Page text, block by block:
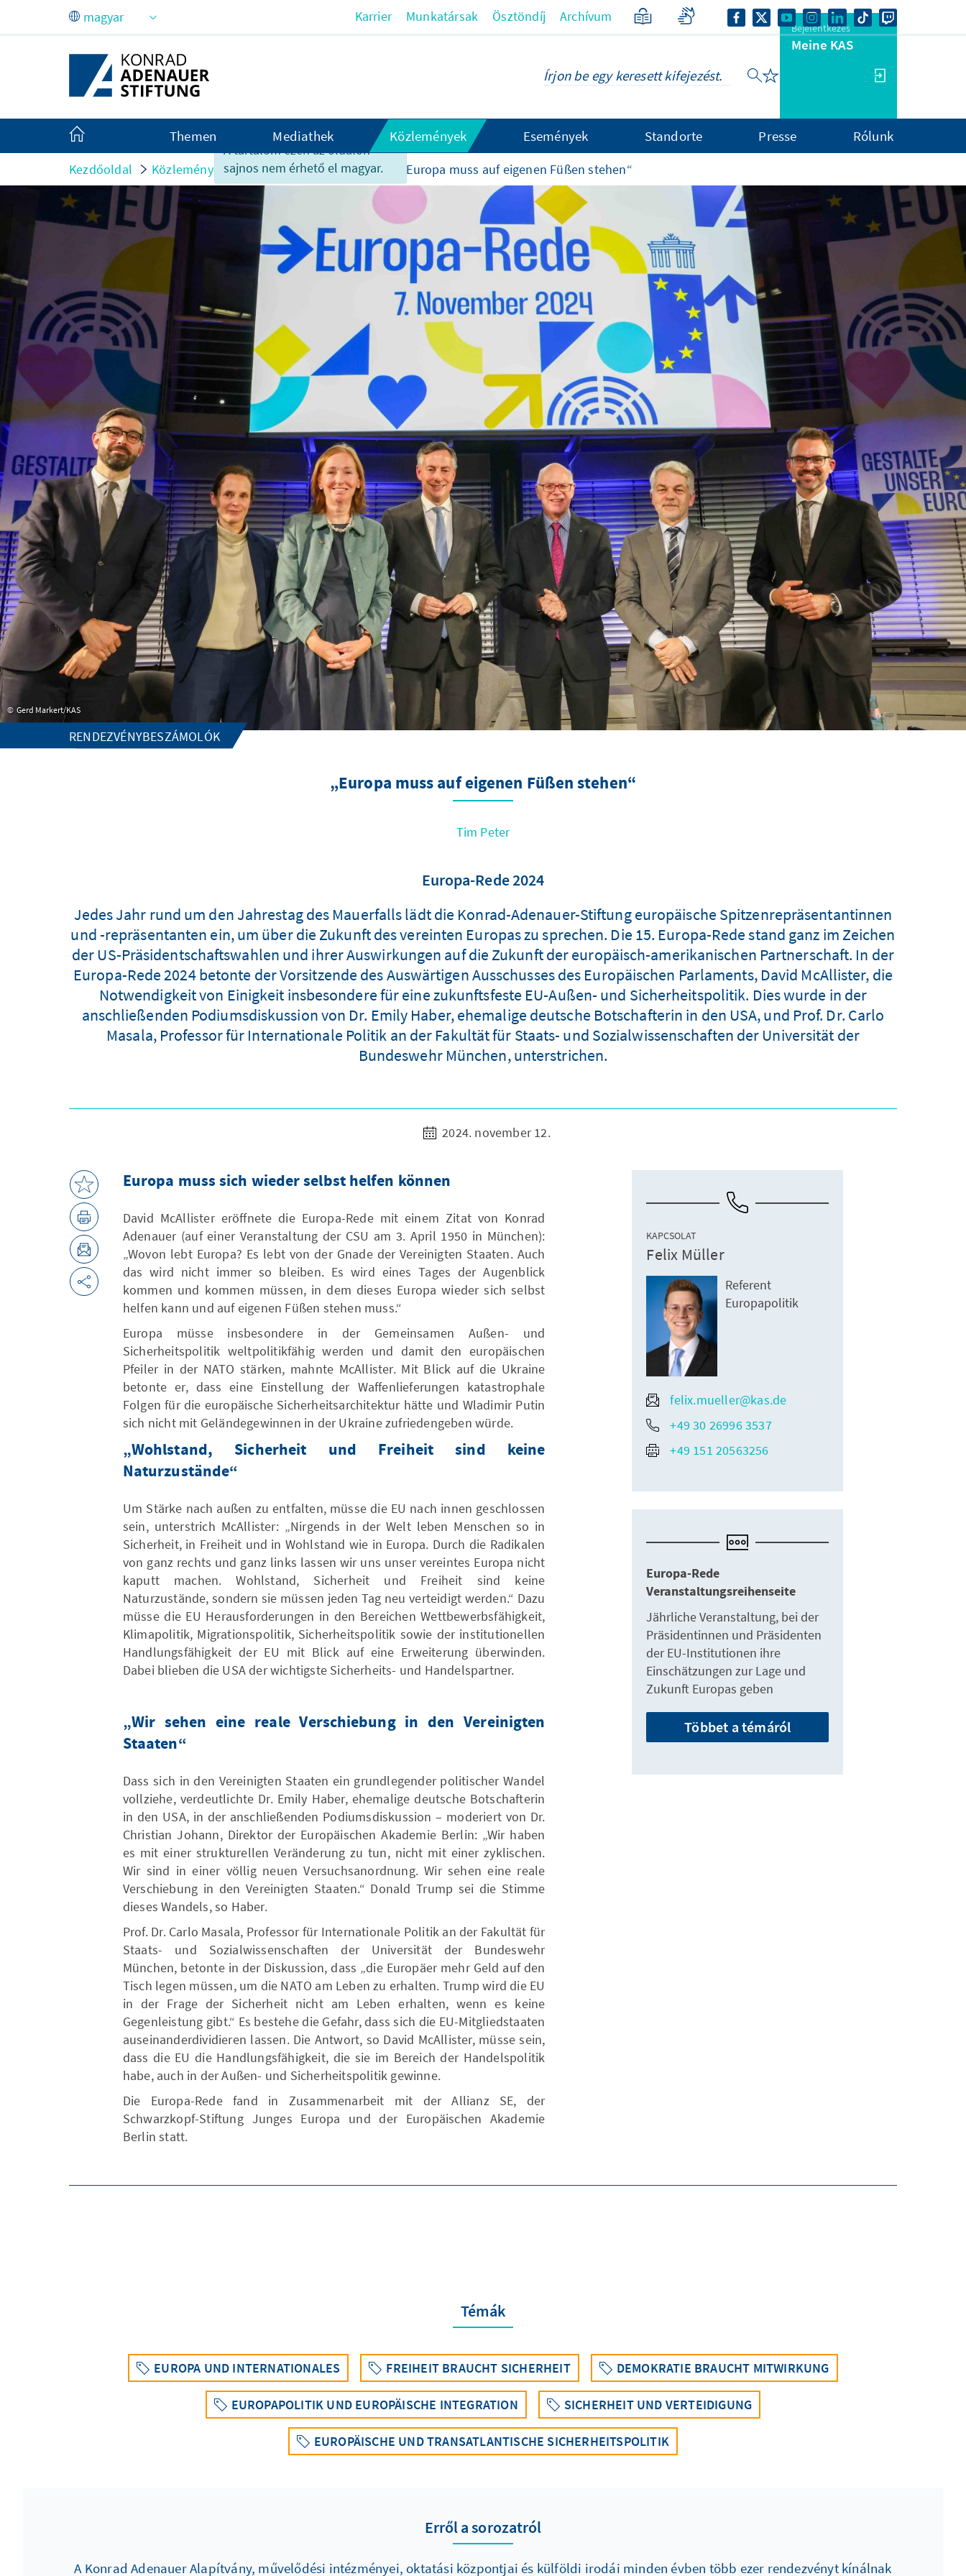
Ugrás a fő tartalomhoz
A tartalom ezen az oldalon
sajnos nem érhető el magyar.
Karrier Munkatársak Ösztöndíj Archívum
Bejelentkezés
Meine KAS
Themen Mediathek Közlemények Események Standorte Presse Rólunk
Kezdőoldal Közlemények Rendezvénybeszámolók „Europa muss auf eigenen Füßen stehen“
Gerd Markert/KAS
RENDEZVÉNYBESZÁMOLÓK
„Europa muss auf eigenen Füßen stehen“
Tim Peter
Europa-Rede 2024
Jedes Jahr rund um den Jahrestag des Mauerfalls lädt die Konrad-Adenauer-Stiftung europäische Spitzenrepräsentantinnen
und -repräsentanten ein, um über die Zukunft des vereinten Europas zu sprechen. Die 15. Europa-Rede stand ganz im Zeichen
der US-Präsidentschaftswahlen und ihrer Auswirkungen auf die Zukunft der europäisch-amerikanischen Partnerschaft. In der
Europa-Rede 2024 betonte der Vorsitzende des Auswärtigen Ausschusses des Europäischen Parlaments, David McAllister, die
Notwendigkeit von Einigkeit insbesondere für eine zukunftsfeste EU-Außen- und Sicherheitspolitik. Dies wurde in der
anschließenden Podiumsdiskussion von Dr. Emily Haber, ehemalige deutsche Botschafterin in den USA, und Prof. Dr. Carlo
Masala, Professor für Internationale Politik an der Fakultät für Staats- und Sozialwissenschaften der Universität der
Bundeswehr München, unterstrichen.
2024. november 12.
Europa muss sich wieder selbst helfen können
David McAllister eröffnete die Europa-Rede mit einem Zitat von Konrad
Adenauer (auf einer Veranstaltung der CSU am 3. April 1950 in München):
„Wovon lebt Europa? Es lebt von der Gnade der Vereinigten Staaten. Auch
das wird nicht immer so bleiben. Es wird eines Tages der Augenblick
kommen und kommen müssen, in dem dieses Europa wieder sich selbst
helfen kann und auf eigenen Füßen stehen muss.“
Europa müsse insbesondere in der Gemeinsamen Außen- und
Sicherheitspolitik weltpolitikfähig werden und damit den europäischen
Pfeiler in der NATO stärken, mahnte McAllister. Mit Blick auf die Ukraine
betonte er, dass eine Einstellung der Waffenlieferungen katastrophale
Folgen für die europäische Sicherheitsarchitektur hätte und Wladimir Putin
sich nicht mit Geländegewinnen in der Ukraine zufriedengeben würde.
„Wohlstand, Sicherheit und Freiheit sind keine
Naturzustände“
Um Stärke nach außen zu entfalten, müsse die EU nach innen geschlossen
sein, unterstrich McAllister: „Nirgends in der Welt leben Menschen so in
Sicherheit, in Freiheit und in Wohlstand wie in Europa. Durch die Radikalen
von ganz rechts und ganz links lassen wir uns unser vereintes Europa nicht
kaputt machen. Wohlstand, Sicherheit und Freiheit sind keine
Naturzustände, sondern sie müssen jeden Tag neu verteidigt werden.“ Dazu
müsse die EU Herausforderungen in den Bereichen Wettbewerbsfähigkeit,
Klimapolitik, Migrationspolitik, Sicherheitspolitik sowie der institutionellen
Handlungsfähigkeit der EU mit Blick auf eine Erweiterung überwinden.
Dabei blieben die USA der wichtigste Sicherheits- und Handelspartner.
„Wir sehen eine reale Verschiebung in den Vereinigten
Staaten“
Dass sich in den Vereinigten Staaten ein grundlegender politischer Wandel
vollziehe, verdeutlichte Dr. Emily Haber, ehemalige deutsche Botschafterin
in den USA, in der anschließenden Podiumsdiskussion – moderiert von Dr.
Christian Johann, Direktor der Europäischen Akademie Berlin: „Wir haben
es mit einer strukturellen Veränderung zu tun, nicht mit einer zyklischen.
Wir sind in einer völlig neuen Versuchsanordnung. Wir sehen eine reale
Verschiebung in den Vereinigten Staaten.“ Donald Trump sei die Stimme
dieses Wandels, so Haber.
Prof. Dr. Carlo Masala, Professor für Internationale Politik an der Fakultät für
Staats- und Sozialwissenschaften der Universität der Bundeswehr
München, betonte in der Diskussion, dass „die Europäer mehr Geld auf den
Tisch legen müssen, um die NATO am Leben zu erhalten. Trump wird die EU
in der Frage der Sicherheit nicht am Leben erhalten, wenn es keine
Gegenleistung gibt.“ Es bestehe die Gefahr, dass sich die EU-Mitgliedstaaten
auseinanderdividieren lassen. Die Antwort, so David McAllister, müsse sein,
dass die EU die Handlungsfähigkeit, die sie im Bereich der Handelspolitik
habe, auch in der Außen- und Sicherheitspolitik gewinne.
Die Europa-Rede fand in Zusammenarbeit mit der Allianz SE, der
Schwarzkopf-Stiftung Junges Europa und der Europäischen Akademie
Berlin statt.
KAPCSOLAT
Felix Müller
Referent
Europapolitik
felix.mueller@kas.de
+49 30 26996 3537
+49 151 20563256
Europa-Rede
Veranstaltungsreihenseite
Jährliche Veranstaltung, bei der
Präsidentinnen und Präsidenten
der EU-Institutionen ihre
Einschätzungen zur Lage und
Zukunft Europas geben
Többet a témáról
Témák
EUROPA UND INTERNATIONALES FREIHEIT BRAUCHT SICHERHEIT DEMOKRATIE BRAUCHT MITWIRKUNG
EUROPAPOLITIK UND EUROPÄISCHE INTEGRATION SICHERHEIT UND VERTEIDIGUNG
EUROPÄISCHE UND TRANSATLANTISCHE SICHERHEITSPOLITIK
Erről a sorozatról
A Konrad Adenauer Alapítvány, művelődési intézményei, oktatási központjai és külföldi irodái minden évben több ezer rendezvényt kínálnak